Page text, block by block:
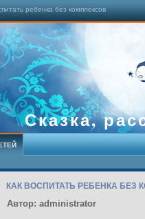
ребенка без комплексов
Сказка,
КАК ВОСПИТАТЬ РЕБЕНКА БЕЗ
Автор: administrator